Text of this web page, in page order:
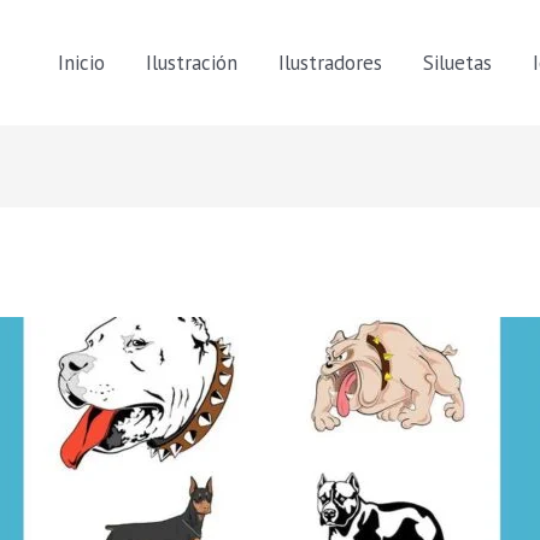
Inicio Ilustración Ilustradores Siluetas